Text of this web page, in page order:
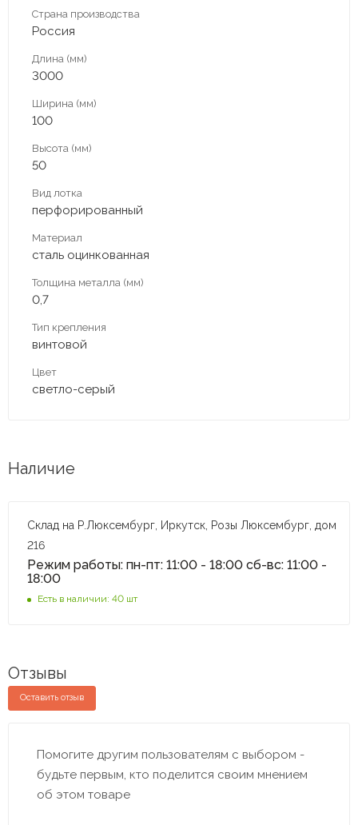
Страна производства
Россия
Длина (мм)
3000
Ширина (мм)
100
Высота (мм)
50
Вид лотка
перфорированный
Материал
сталь оцинкованная
Толщина металла (мм)
0,7
Тип крепления
винтовой
Цвет
светло-серый
Наличие
Склад на Р.Люксембург, Иркутск, Розы Люксембург, дом
216
Режим работы: пн-пт: 11:00 - 18:00 сб-вс: 11:00 -
18:00
Есть в наличии: 40 шт
Отзывы
Оставить отзыв
Помогите другим пользователям с выбором -
будьте первым, кто поделится своим мнением
об этом товаре